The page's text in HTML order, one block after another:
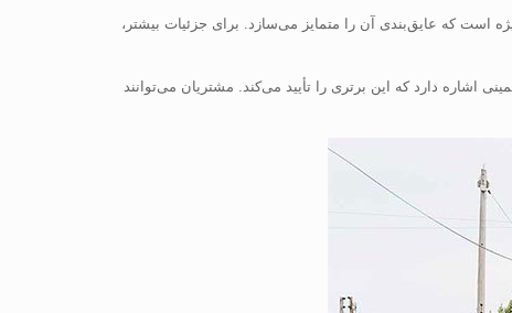
است که عایق‌بندی آن را متمایز می‌سازد. برای جزئیات بیشتر،
اشاره دارد که این برتری را تأیید می‌کند. مشتریان می‌توانند